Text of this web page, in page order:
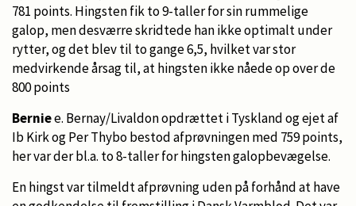
781 points. Hingsten fik to 9-taller for sin rummelige
galop, men desværre skridtede han ikke optimalt under
rytter, og det blev til to gange 6,5, hvilket var stor
medvirkende årsag til, at hingsten ikke nåede op over de
800 points
Berniee. Bernay/Livaldon opdrættet i Tyskland og ejet af
Ib Kirk og Per Thybo bestod afprøvningen med 759 points,
her var der bl.a. to 8-taller for hingsten galopbevægelse.
En hingst var tilmeldt afprøvning uden på forhånd at have